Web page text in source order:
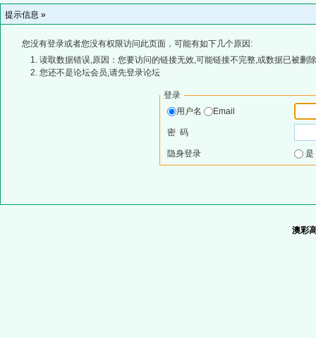
提示信息 »
您没有登录或者您没有权限访问此页面，可能有如下几个原因:
读取数据错误,原因：您要访问的链接无效,可能链接不完整,或数据已被删
您还不是论坛会员,请先登录论坛
登录
用户名
Email
密 码
隐身登录
澳彩